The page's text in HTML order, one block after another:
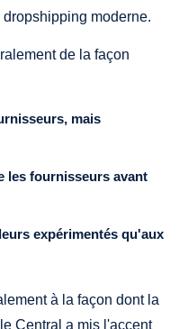
moderne.
de la façon
mais
les fournisseurs avant
expérimentés qu'aux
à la façon dont la
Central a mis l'accent